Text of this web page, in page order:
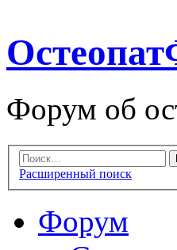
Форум об
Расширенный поиск
Форум